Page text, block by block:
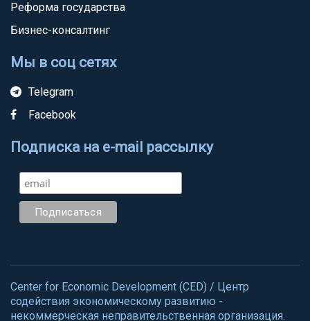
Реформа государства
Бизнес-консалтинг
Мы в соц сетях
Telegram
Facebook
Подписка на e-mail рассылку
Center for Economic Development (CED) / Центр
содействия экономическому развитию -
некоммерческая неправительственная организация.